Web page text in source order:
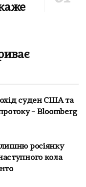
суден США та
– Bloomberg
росіянку
кола